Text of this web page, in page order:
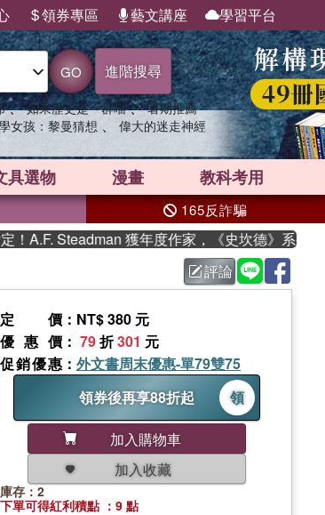
領券專區 藝文講座 學習平台
GO 進階搜尋
、 如果歷史是一群喵 、 暑期推薦
女孩：黎曼猜想 、 偉大的迷走神經
具選物 漫畫 教科考用
165反詐騙
Steadman 獲年度作家，《史坎德》系列帶你
評論
定價 ：NT$ 380 元
優惠價 ： 79折301 元
促銷優惠 ： 外文書周末優惠-單79雙75
領券後再享88折起
領
加入購物車
加入收藏
庫存：2
下單可得紅利積點 ：9 點